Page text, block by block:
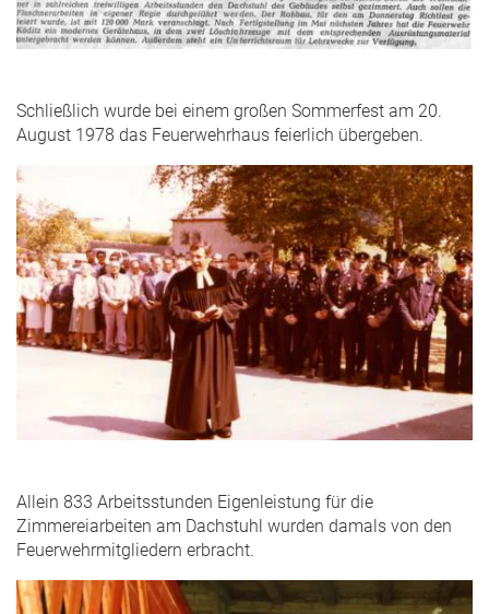
Schließlich wurde bei einem großen Sommerfest am 20.
August 1978 das Feuerwehrhaus feierlich übergeben.
Allein 833 Arbeitsstunden Eigenleistung für die
Zimmereiarbeiten am Dachstuhl wurden damals von den
Feuerwehrmitgliedern erbracht.